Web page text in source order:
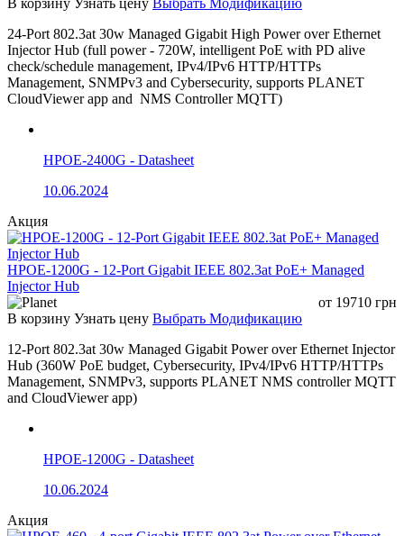
В корзину Узнать цену Выбрать Модификацию
24-Port 802.3at 30w Managed Gigabit High Power over Ethernet
Injector Hub (full power - 720W, intelligent PoE with PD alive
check/schedule management, IPv4/IPv6 HTTP/HTTPs
Management, SNMPv3 and Cybersecurity, supports PLANET
CloudViewer app and NMS Controller MQTT)
HPOE-2400G - Datasheet
10.06.2024
Акция
HPOE-1200G - 12-Port Gigabit IEEE 802.3at PoE+ Managed
Injector Hub
от 19710 грн
В корзину Узнать цену Выбрать Модификацию
12-Port 802.3at 30w Managed Gigabit Power over Ethernet Injector
Hub (360W PoE budget, Cybersecurity, IPv4/IPv6 HTTP/HTTPs
Management, SNMPv3, supports PLANET NMS controller MQTT
and CloudViewer app)
HPOE-1200G - Datasheet
10.06.2024
Акция